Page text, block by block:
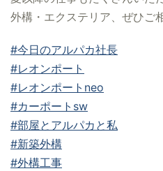
外構・エクステリア、ぜひご
#今日のアルパカ社長
#レオンポート
#レオンポートneo
#カーポートsw
#部屋とアルパカと私
#新築外構
#外構工事